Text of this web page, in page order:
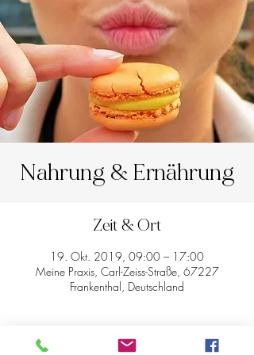
Nahrung & Ernährung
Zeit & Ort
19. Okt. 2019, 09:00 – 17:00
Meine Praxis, Carl-Zeiss-Straße, 67227
Frankenthal, Deutschland